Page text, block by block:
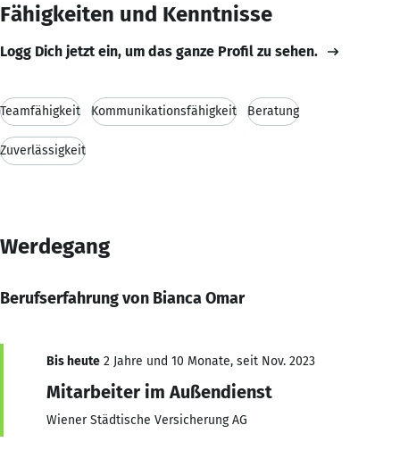
Fähigkeiten und Kenntnisse
Logg Dich jetzt ein, um das ganze Profil zu sehen.
Teamfähigkeit Kommunikationsfähigkeit Beratung
Zuverlässigkeit
Werdegang
Berufserfahrung von Bianca Omar
Bis heute 2 Jahre und 10 Monate, seit Nov. 2023
Mitarbeiter im Außendienst
Wiener Städtische Versicherung AG